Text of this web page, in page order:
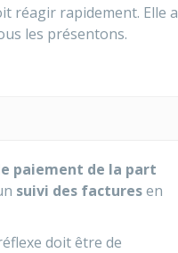
réagir rapidement. Elle a
les présentons.
paiement de la part
suivi des facturesen
doit être de